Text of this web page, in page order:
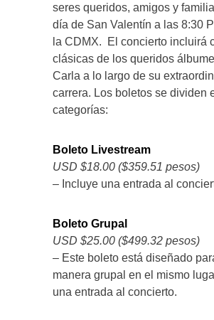
seres queridos, amigos y
día de San Valentín a las 8:30
la CDMX. El concierto incluirá
clásicas de los queridos
Carla a lo largo de su
carrera. Los boletos se dividen
categorías:
Boleto Livestream
USD $18.00 ($359.51 pesos)
– Incluye una entrada al
Boleto Grupal
USD $25.00 ($499.32 pesos)
– Este boleto está diseñado
manera grupal en el mismo
una entrada al concierto.